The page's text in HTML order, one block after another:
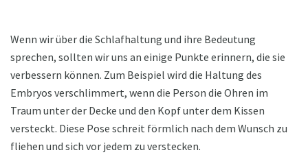
Wenn wir über die Schlafhaltung und ihre Bedeutung
sprechen, sollten wir uns an einige Punkte erinnern, die sie
verbessern können. Zum Beispiel wird die Haltung des
Embryos verschlimmert, wenn die Person die Ohren im
Traum unter der Decke und den Kopf unter dem Kissen
versteckt. Diese Pose schreit förmlich nach dem Wunsch zu
fliehen und sich vor jedem zu verstecken.